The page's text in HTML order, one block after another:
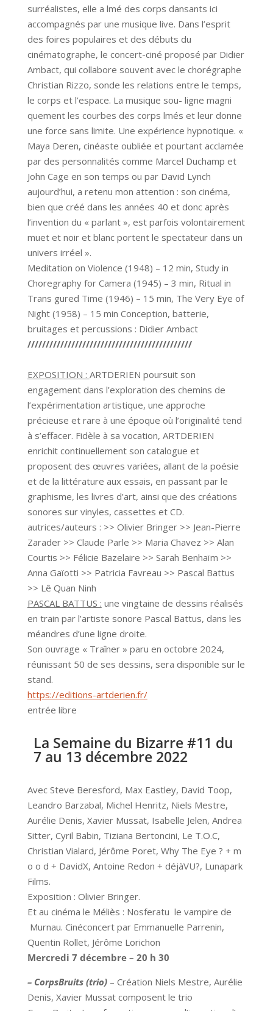
surréalistes, elle a lmé des corps dansants ici
accompagnés par une musique live. Dans l’esprit
des foires populaires et des débuts du
cinématographe, le concert-ciné proposé par Didier
Ambact, qui collabore souvent avec le chorégraphe
Christian Rizzo, sonde les relations entre le temps,
le corps et l’espace. La musique sou- ligne magni
quement les courbes des corps lmés et leur donne
une force sans limite. Une expérience hypnotique. «
Maya Deren, cinéaste oubliée et pourtant acclamée
par des personnalités comme Marcel Duchamp et
John Cage en son temps ou par David Lynch
aujourd’hui, a retenu mon attention : son cinéma,
bien que créé dans les années 40 et donc après
l’invention du « parlant », est parfois volontairement
muet et noir et blanc portent le spectateur dans un
univers irréel ».
Meditation on Violence (1948) – 12 min, Study in
Choregraphy for Camera (1945) – 3 min, Ritual in
Trans gured Time (1946) – 15 min, The Very Eye of
Night (1958) – 15 min Conception, batterie,
bruitages et percussions : Didier Ambact
/////////////////////////////////////////////
EXPOSITION : ARTDERIEN poursuit son
engagement dans l’exploration des chemins de
l’expérimentation artistique, une approche
précieuse et rare à une époque où l’originalité tend
à s’effacer. Fidèle à sa vocation, ARTDERIEN
enrichit continuellement son catalogue et
proposent des œuvres variées, allant de la poésie
et de la littérature aux essais, en passant par le
graphisme, les livres d’art, ainsi que des créations
sonores sur vinyles, cassettes et CD.
autrices/auteurs : >> Olivier Bringer >> Jean-Pierre
Zarader >> Claude Parle >> Maria Chavez >> Alan
Courtis >> Félicie Bazelaire >> Sarah Benhaïm >>
Anna Gaïotti >> Patricia Favreau >> Pascal Battus
>> Lê Quan Ninh
PASCAL BATTUS : une vingtaine de dessins réalisés
en train par l’artiste sonore Pascal Battus, dans les
méandres d’une ligne droite.
Son ouvrage « Traîner » paru en octobre 2024,
réunissant 50 de ses dessins, sera disponible sur le
stand.
https://editions-artderien.fr/
entrée libre
La Semaine du Bizarre #11 du
7 au 13 décembre 2022
Avec Steve Beresford, Max Eastley, David Toop,
Leandro Barzabal, Michel Henritz, Niels Mestre,
Aurélie Denis, Xavier Mussat, Isabelle Jelen, Andrea
Sitter, Cyril Babin, Tiziana Bertoncini, Le T.O.C,
Christian Vialard, Jérôme Poret, Why The Eye ? + m
o o d + DavidX, Antoine Redon + déjàVU?, Lunapark
Films.
Exposition : Olivier Bringer.
Et au cinéma le Méliès : Nosferatu le vampire de
Murnau. Cinéconcert par Emmanuelle Parrenin,
Quentin Rollet, Jérôme Lorichon
Mercredi 7 décembre – 20 h 30
– CorpsBruits (trio) – Création Niels Mestre, Aurélie
Denis, Xavier Mussat composent le trio